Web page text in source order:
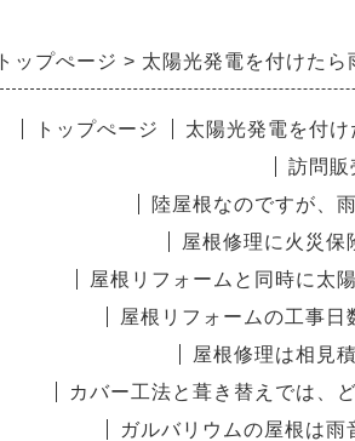
トップぺージ 太陽光発電を付けた
トップぺージ
太陽光発電を付
訪問販
陸屋根なのですが、
屋根修理に火災保
屋根リフォームと同時に太
屋根リフォームの工事
屋根修理は相見
カバー工法と葺き替えでは、
ガルバリウムの屋根は